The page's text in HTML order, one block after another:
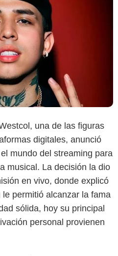
una de las figuras
digitales, anunció
mundo del streaming para
musical. La decisión la dio
en vivo, donde explicó
permitió alcanzar la fama
sólida, hoy su principal
personal provienen